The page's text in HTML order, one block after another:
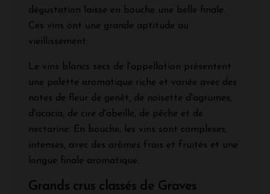
dégustation laisse en bouche une belle finale.
Ces vins ont une grande aptitude au
vieillissement.
Le vins blancs secs de l'appellation présentent
une palette aromatique riche et variée avec des
notes de fleur de genêt, de noisette d'agrumes,
d'acacia, de cire d'abeille, de pêche et de
nectarine. En bouche, les vins sont complexes,
intenses, avec des arômes frais et fruités et une
longue finale aromatique.
Grands crus classés de Graves